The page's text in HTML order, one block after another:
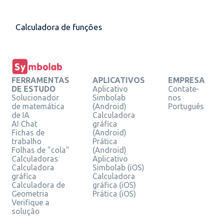
Calculadora de funções
FERRAMENTAS
DE ESTUDO
Solucionador
de matemática
de IA
AI Chat
Fichas de
trabalho
Folhas de "cola"
Calculadoras
Calculadora
gráfica
Calculadora de
Geometria
Verifique a
solução
APLICATIVOS
Aplicativo
Simbolab
(Android)
Calculadora
gráfica
(Android)
Prática
(Android)
Aplicativo
Simbolab (iOS)
Calculadora
gráfica (iOS)
Prática (iOS)
EMPRESA
Contate-
nos
Português